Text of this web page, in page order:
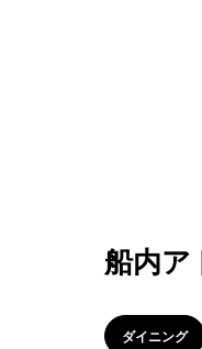
船内ア
ダイニング